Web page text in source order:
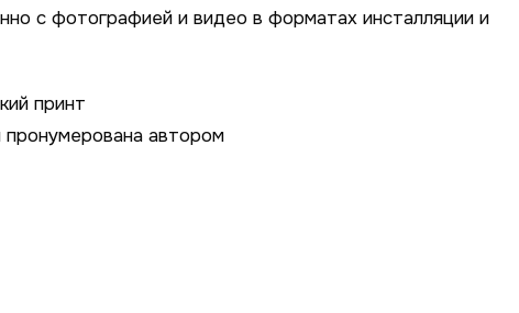
с фотографией и видео в форматах инсталляции и
принт
автором